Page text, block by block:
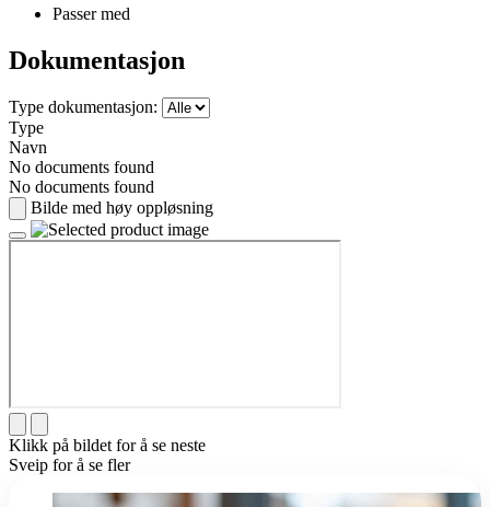
Passer med
Dokumentasjon
Type dokumentasjon:
Type
Navn
No documents found
No documents found
Bilde med høy oppløsning
Klikk på bildet for å se neste
Sveip for å se fler